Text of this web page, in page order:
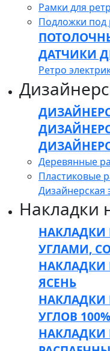
Рамки для
Подложки под
ДАТЧИКИ
Ретро
Деревянные
Пластиковые
Дизайнерская
Накладки
НАКЛАДКИ
УГЛАМИ,
НАКЛАДКИ
ЯСЕНЬ
НАКЛАДКИ
УГЛОВ
НАКЛАДКИ